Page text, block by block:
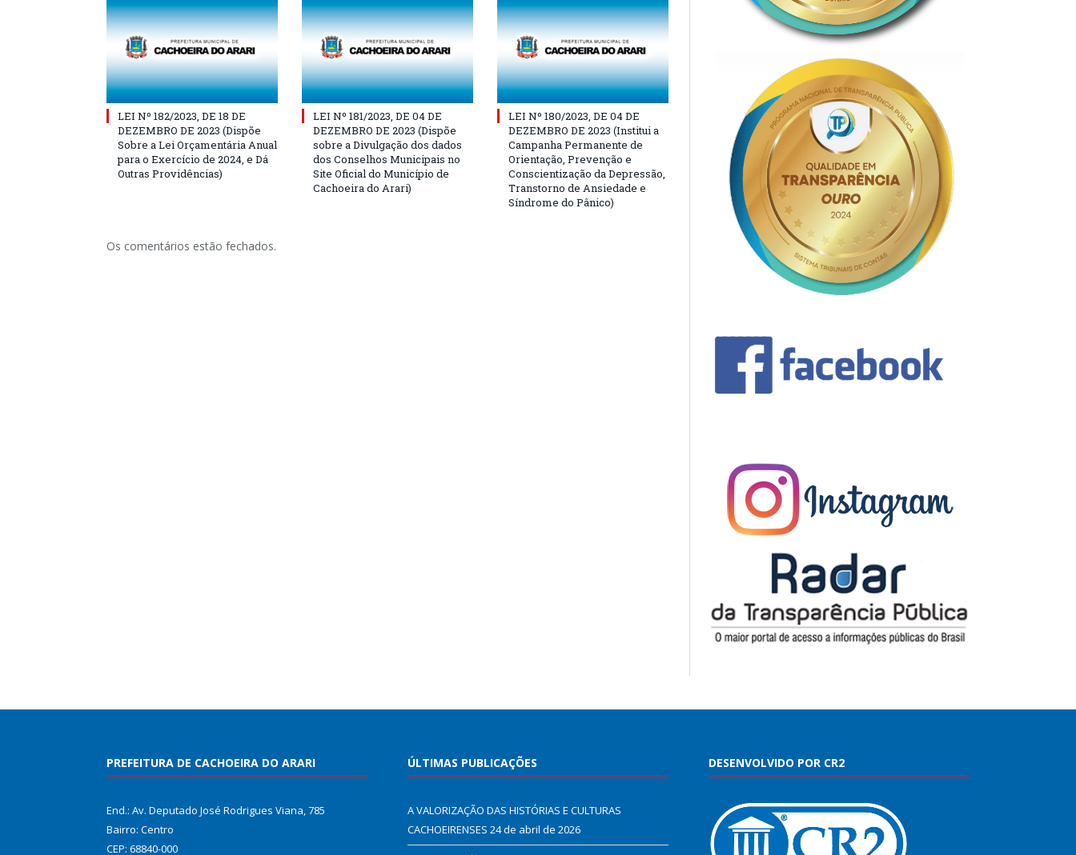
LEI Nº 182/2023, DE 18 DE
DEZEMBRO DE 2023 (Dispõe
Sobre a Lei Orçamentária Anual
para o Exercício de 2024, e Dá
Outras Providências)
LEI Nº 181/2023, DE 04 DE
DEZEMBRO DE 2023 (Dispõe
sobre a Divulgação dos dados
dos Conselhos Municipais no
Site Oficial do Município de
Cachoeira do Arari)
LEI Nº 180/2023, DE 04 DE
DEZEMBRO DE 2023 (Institui a
Campanha Permanente de
Orientação, Prevenção e
Conscientização da Depressão,
Transtorno de Ansiedade e
Síndrome do Pânico)
Os comentários estão fechados.
PREFEITURA DE CACHOEIRA DO ARARI
End.: Av. Deputado José Rodrigues Viana, 785
Bairro: Centro
CEP: 68840-000
ÚLTIMAS PUBLICAÇÕES
A VALORIZAÇÃO DAS HISTÓRIAS E CULTURAS
CACHOEIRENSES 24 de abril de 2026
DESENVOLVIDO POR CR2